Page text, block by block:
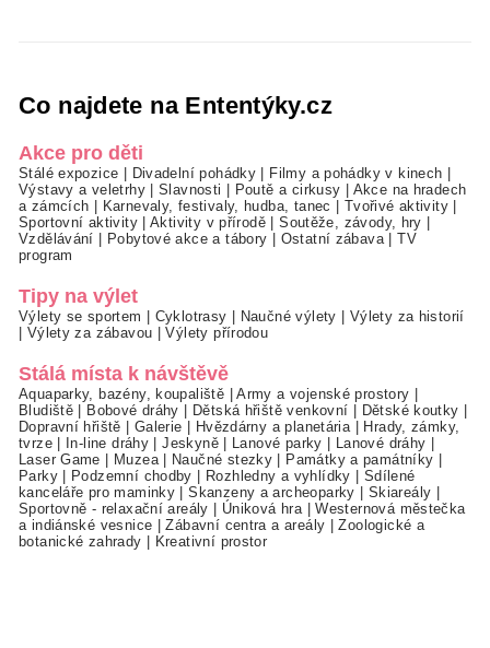
Co najdete na Ententýky.cz
Akce pro děti
Stálé expozice Divadelní pohádky Filmy a pohádky v kinech
Výstavy a veletrhy|Slavnosti Poutě a cirkusy
Akce na hradech
a zámcích
Karnevaly, festivaly, hudba, tanec Tvořivé aktivity
Sportovní aktivity|Aktivity v přírodě |Soutěže, závody, hry
Vzdělávání
Pobytové akce a tábory Ostatní zábava |TV
program
Tipy na výlet
Výlety se sportem Cyklotrasy Naučné výlety
Výlety za historií
Výlety za zábavou |Výlety přírodou
Stálá místa k návštěvě
Aquaparky, bazény, koupaliště |Army a vojenské prostory
Bludiště
Bobové dráhy Dětská hřiště venkovní Dětské koutky
Dopravní hřiště
Galerie Hvězdárny a planetária
Hrady, zámky,
tvrze| In-line dráhy |Jeskyně| Lanové parky Lanové dráhy
Laser Game
Muzea| Naučné stezky Památky a památníky
Parky| Podzemní chodby Rozhledny a vyhlídky
Sdílené
kanceláře pro maminky |Skanzeny a archeoparky Skiareály
Sportovně - relaxační areály
Úniková hra |Westernová městečka
a indiánské vesnice |Zábavní centra a areály |Zoologické a
botanické zahrady
Kreativní prostor